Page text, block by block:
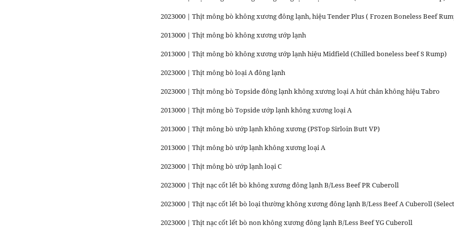
2023000 | Thịt mông bò không xương đông lạnh, hiệu Tender Plus ( Frozen Boneless Beef
2013000 | Thịt mông bò không xương ướp lạnh
2013000 | Thịt mông bò không xương ướp lạnh hiệu Midfield (Chilled boneless beef S Rump)
2023000 | Thịt mông bò loại A đông lạnh
2023000 | Thịt mông bò Topside đông lạnh không xương loại A hút chân không hiệu Tabro
2013000 | Thịt mông bò Topside ướp lạnh không xương loại A
2013000 | Thịt mông bò ướp lạnh không xương (PSTop Sirloin Butt VP)
2013000 | Thịt mông bò ướp lạnh không xương loại A
2023000 | Thịt mông bò ướp lạnh loại C
2023000 | Thịt nạc cốt lết bò không xương đông lạnh B/Less Beef PR Cuberoll
2023000 | Thịt nạc cốt lết bò loại thường không xương đông lạnh B/Less Beef A Cuberoll
2023000 | Thịt nạc cốt lết bò non không xương đông lạnh B/Less Beef YG Cuberoll